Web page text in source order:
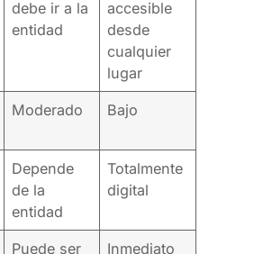
debe ir a la
entidad
accesible
desde
cualquier
lugar
Moderado Bajo
Depende
de la
entidad
Totalmente
digital
Puede ser
Inmediato